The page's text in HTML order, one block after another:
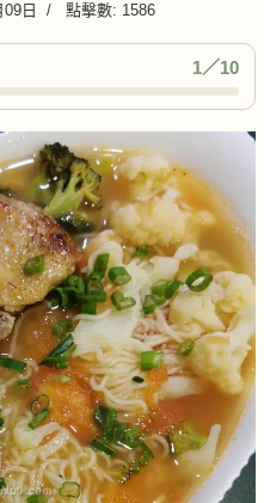
日 點擊數: 1586
1／10